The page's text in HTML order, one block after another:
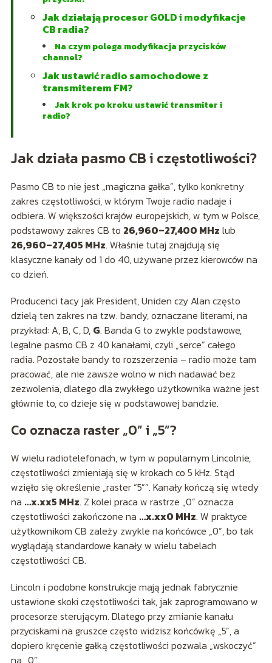
Jak działają procesor GOLD i modyfikacje
CB radia?
Na czym polega modyfikacja przycisków
channel?
Jak ustawić radio samochodowe z
transmiterem FM?
Jak krok po kroku ustawić transmiter i
radio?
Jak działa pasmo CB i częstotliwości?
Pasmo CB to nie jest „magiczna gałka”, tylko konkretny
zakres częstotliwości, w którym Twoje radio nadaje i
odbiera. W większości krajów europejskich, w tym w Polsce,
podstawowy zakres CB to 26,960–27,400 MHz lub
26,960–27,405 MHz. Właśnie tutaj znajdują się
klasyczne kanały od 1 do 40, używane przez kierowców na
co dzień.
Producenci tacy jak President, Uniden czy Alan często
dzielą ten zakres na tzw. bandy, oznaczane literami, na
przykład: A, B, C, D, G. Banda G to zwykle podstawowe,
legalne pasmo CB z 40 kanałami, czyli „serce” całego
radia. Pozostałe bandy to rozszerzenia – radio może tam
pracować, ale nie zawsze wolno w nich nadawać bez
zezwolenia, dlatego dla zwykłego użytkownika ważne jest
głównie to, co dzieje się w podstawowej bandzie.
Co oznacza raster „0” i „5”?
W wielu radiotelefonach, w tym w popularnym Lincolnie,
częstotliwości zmieniają się w krokach co 5 kHz. Stąd
wzięło się określenie „raster “5””. Kanały kończą się wtedy
na …x.xx5 MHz. Z kolei praca w rastrze „0” oznacza
częstotliwości zakończone na …x.xx0 MHz. W praktyce
użytkownikom CB zależy zwykle na końcówce „0”, bo tak
wyglądają standardowe kanały w wielu tabelach
częstotliwości CB.
Lincoln i podobne konstrukcje mają jednak fabrycznie
ustawione skoki częstotliwości tak, jak zaprogramowano w
procesorze sterującym. Dlatego przy zmianie kanału
przyciskami na gruszce często widzisz końcówkę „5”, a
dopiero kręcenie gałką częstotliwości pozwala „wskoczyć”